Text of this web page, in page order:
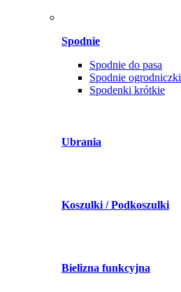
Spodnie
Spodnie do pasa
Spodnie ogrodniczki
Spodenki krótkie
Ubrania
Koszulki / Podkoszulki
Bielizna funkcyjna